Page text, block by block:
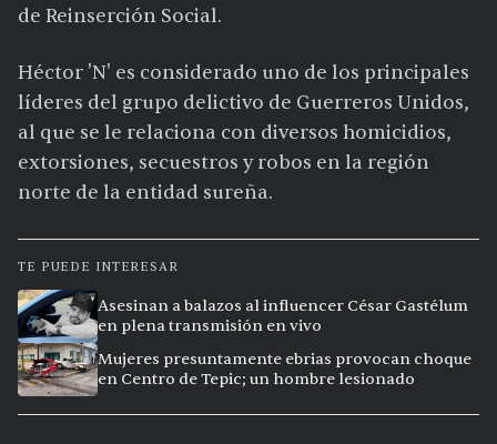
de Reinserción Social.
Héctor 'N' es considerado uno de los principales
líderes del grupo delictivo de Guerreros Unidos,
al que se le relaciona con diversos homicidios,
extorsiones, secuestros y robos en la región
norte de la entidad sureña.
TE PUEDE INTERESAR
Asesinan a balazos al influencer César Gastélum
en plena transmisión en vivo
Mujeres presuntamente ebrias provocan choque
en Centro de Tepic; un hombre lesionado